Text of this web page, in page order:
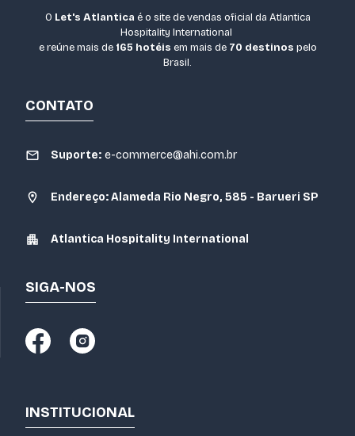
O Let's Atlantica é o site de vendas oficial da Atlantica
Hospitality International
e reúne mais de 165 hotéis em mais de 70 destinos pelo
Brasil.
CONTATO
Suporte: e-commerce@ahi.com.br
Endereço: Alameda Rio Negro, 585 - Barueri SP
Atlantica Hospitality International
SIGA-NOS
INSTITUCIONAL